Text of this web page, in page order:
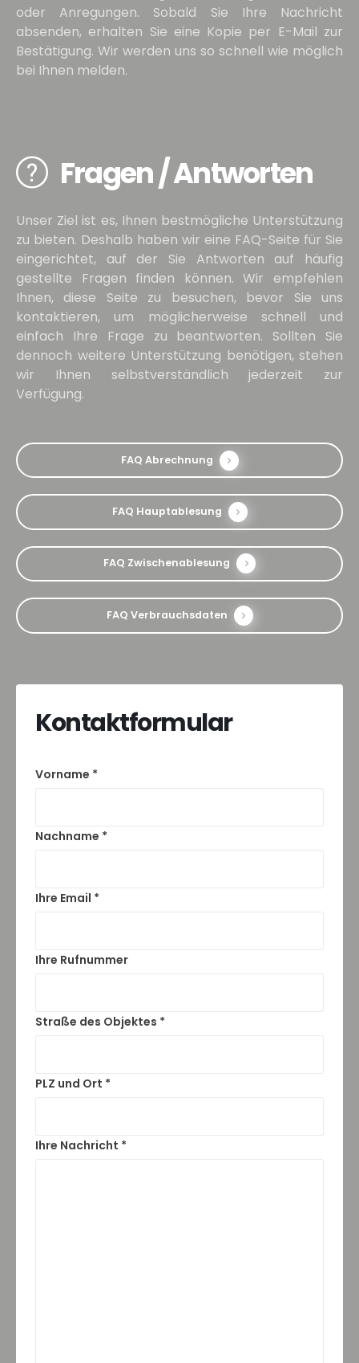
oder Anregungen. Sobald Sie Ihre Nachricht
absenden, erhalten Sie eine Kopie per E-Mail zur
Bestätigung. Wir werden uns so schnell wie möglich
bei Ihnen melden.
Fragen / Antworten
Unser Ziel ist es, Ihnen bestmögliche Unterstützung
zu bieten. Deshalb haben wir eine FAQ-Seite für Sie
eingerichtet, auf der Sie Antworten auf häufig
gestellte Fragen finden können. Wir empfehlen
Ihnen, diese Seite zu besuchen, bevor Sie uns
kontaktieren, um möglicherweise schnell und
einfach Ihre Frage zu beantworten. Sollten Sie
dennoch weitere Unterstützung benötigen, stehen
wir Ihnen selbstverständlich jederzeit zur
Verfügung.
FAQ Abrechnung
FAQ Hauptablesung
FAQ Zwischenablesung
FAQ Verbrauchsdaten
Kontaktformular
Vorname *
Nachname *
Ihre Email *
Ihre Rufnummer
Straße des Objektes *
PLZ und Ort *
Ihre Nachricht *